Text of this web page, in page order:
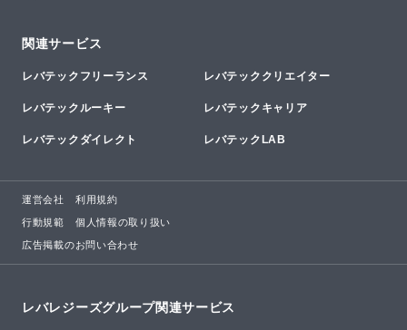
関連サービス
レバテックフリーランス レバテッククリエイター
レバテックルーキー レバテックキャリア
レバテックダイレクト レバテックLAB
運営会社 利用規約
行動規範 個人情報の取り扱い
広告掲載のお問い合わせ
レバレジーズグループ関連サービス